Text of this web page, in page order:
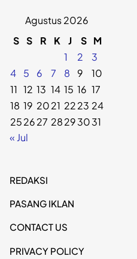
Agustus 2026
S S R K J S M
1
2
3
4
5 6 7 8 9
10
11 12 13 14 15 16 17
18 19 2021 2223 24
252627 28293031
« Jul
REDAKSI
PASANG IKLAN
CONTACT US
PRIVACY POLICY